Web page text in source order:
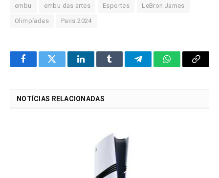
embu embu das artes Esportes LeBron James
Olimpíadas Paris 2024
FacebookTwitter LinkedInTumblr TelegramWhatsApp
Copy
NOTÍCIAS RELACIONADAS